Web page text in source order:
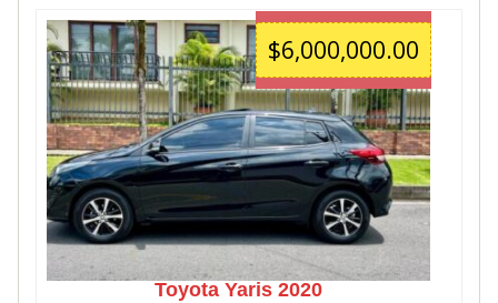
$6,000,000.00
Toyota Yaris 2020